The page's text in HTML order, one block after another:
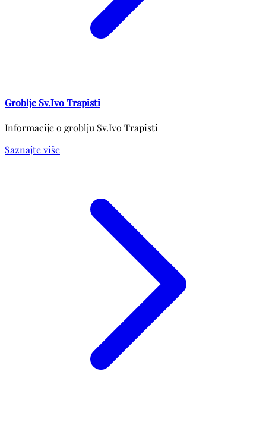
Groblje Sv.Ivo Trapisti
Informacije o groblju Sv.Ivo Trapisti
Saznajte više